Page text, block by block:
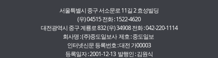
서울특별시 중구 서소문로 11길 2 효성빌딩
(우) 04515 전화 : 1522-4620
대전광역시 중구 계룡로 832 (우) 34908 전화 : 042-220-1114
회사명 : (주)중도일보사 제호 : 중도일보
인터넷신문 등록번호 : 대전 가00003
등록일자 : 2001-12-13 발행인 : 김원식